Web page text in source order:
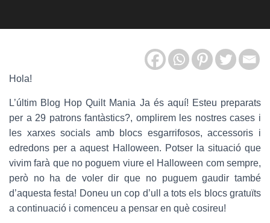
A
C
Hola!
L’últim Blog Hop Quilt Mania Ja és aquí! Esteu preparats
per a 29 patrons fantàstics?, omplirem les nostres cases i
les xarxes socials amb blocs esgarrifosos, accessoris i
edredons per a aquest Halloween. Potser la situació que
vivim farà que no poguem viure el Halloween com sempre,
però no ha de voler dir que no puguem gaudir també
d’aquesta festa! Doneu un cop d’ull a tots els blocs gratuïts
a continuació i comenceu a pensar en què cosireu!